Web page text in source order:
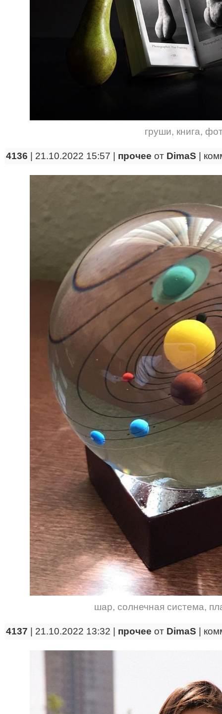
груши, книга,
4136 | 21.10.2022 15:57 | прочее от DimaS
шар, солнечная система,
4137 | 21.10.2022 13:32 | прочее от DimaS